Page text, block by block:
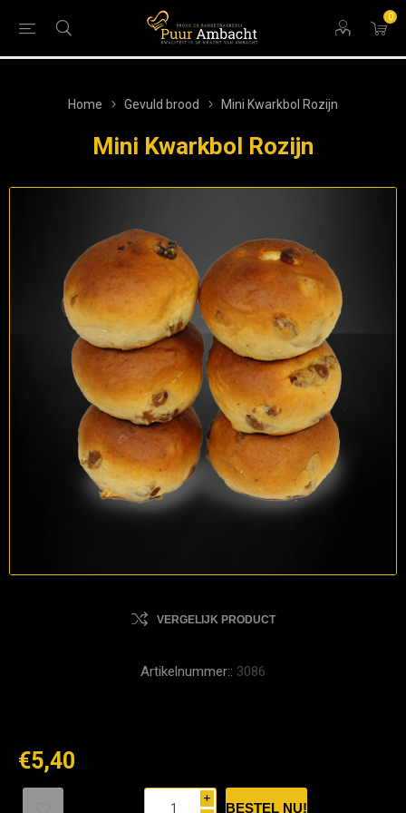
0
Home Gevuld brood Mini Kwarkbol Rozijn
Mini Kwarkbol Rozijn
VERGELIJK PRODUCT
Artikelnummer:: 3086
€5,40
i